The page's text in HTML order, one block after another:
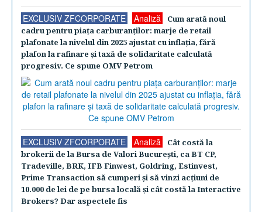
EXCLUSIV ZFCORPORATE Analiză
Cum arată noul
cadru pentru piaţa carburanţilor: marje de retail
plafonate la nivelul din 2025 ajustat cu inflaţia, fără
plafon la rafinare şi taxă de solidaritate calculată
progresiv. Ce spune OMV Petrom
EXCLUSIV ZFCORPORATE Analiză
Cât costă la
brokerii de la Bursa de Valori Bucureşti, ca BT CP,
Tradeville, BRK, IFB Finwest, Goldring, Estinvest,
Prime Transaction să cumperi şi să vinzi acţiuni de
10.000 de lei de pe bursa locală şi cât costă la Interactive
Brokers? Dar aspectele fis